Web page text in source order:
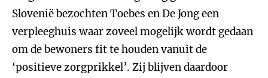
Slovenië bezochten Toebes en De Jong een
verpleeghuis waar zoveel mogelijk wordt gedaan
om de bewoners fit te houden vanuit de
‘positieve zorgprikkel’. Zij blijven daardoor